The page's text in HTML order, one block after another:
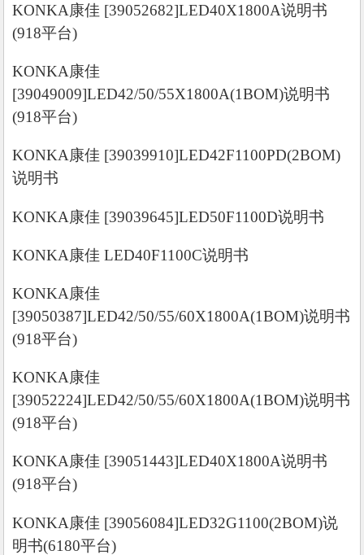
KONKA康佳 [39052682]LED40X1800A说明书
(918平台)
KONKA康佳
[39049009]LED42/50/55X1800A(1BOM)说明书
(918平台)
KONKA康佳 [39039910]LED42F1100PD(2BOM)
说明书
KONKA康佳 [39039645]LED50F1100D说明书
KONKA康佳 LED40F1100C说明书
KONKA康佳
[39050387]LED42/50/55/60X1800A(1BOM)说明书
(918平台)
KONKA康佳
[39052224]LED42/50/55/60X1800A(1BOM)说明书
(918平台)
KONKA康佳 [39051443]LED40X1800A说明书
(918平台)
KONKA康佳 [39056084]LED32G1100(2BOM)说
明书(6180平台)